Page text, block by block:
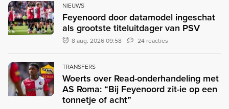
NIEUWS
Feyenoord door datamodel ingeschat
als grootste titeluitdager van PSV
8 aug. 2026 09:58 24 reacties
TRANSFERS
Woerts over Read-onderhandeling met
AS Roma: “Bij Feyenoord zit-ie op een
tonnetje of acht”